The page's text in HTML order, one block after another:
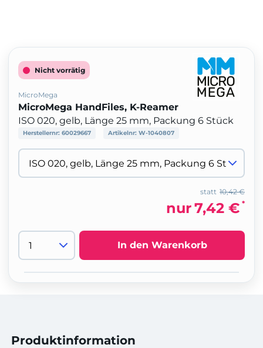
Nicht vorrätig
MicroMega
MicroMega HandFiles, K-Reamer
ISO 020, gelb, Länge 25 mm, Packung 6 Stück
Herstellernr: 60029667 Artikelnr: W-1040807
10,42 €
statt
nur7,42 € *
In den Warenkorb
Produktinformation